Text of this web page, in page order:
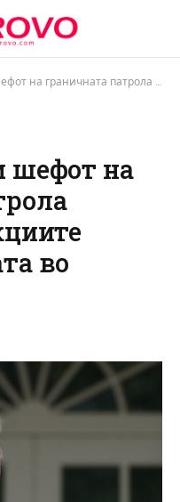
Бовино, по реакциите заради убиствата во Минесота
шефот на
во